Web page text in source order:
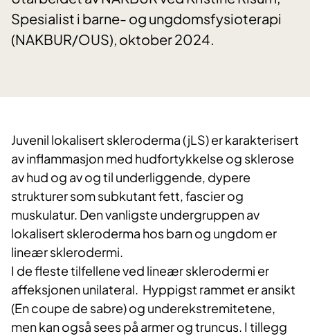
Spesialist i barne- og ungdomsfysioterapi
(NAKBUR/OUS), oktober 2024.
Juvenil lokalisert skleroderma (jLS) er karakterisert
av inflammasjon med hudfortykkelse og sklerose
av hud og av og til underliggende, dypere
strukturer som subkutant fett, fascier og
muskulatur. Den vanligste undergruppen av
lokalisert skleroderma hos barn og ungdom er
lineær sklerodermi.
I de fleste tilfellene ved lineær sklerodermi er
affeksjonen unilateral. Hyppigst rammet er ansikt
(En coupe de sabre) og underekstremitetene,
men kan også sees på armer og truncus. I tillegg